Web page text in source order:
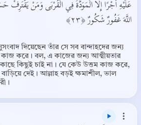
عَلَيْهِ أَجْرًا إِلَّا الْمَوَدَّةَ فِي الْقُرْبَى وَمَنْ يَقْتَرِفْ
اللَّهَ غَفُورٌ شَكُورٌ ﴿٢٣﴾
দিয়েছেন তাঁর সে সব বান্দাহদের জন্য
করে। বল, এ কাজের জন্য আত্মীয়তার
কিছুই চাই না। যে কেউ উত্তম কাজ করে,
দেই। আল্লাহ বড়ই ক্ষমাশীল, ভাল